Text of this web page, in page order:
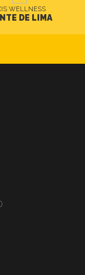
WELLNESS
DE LIMA